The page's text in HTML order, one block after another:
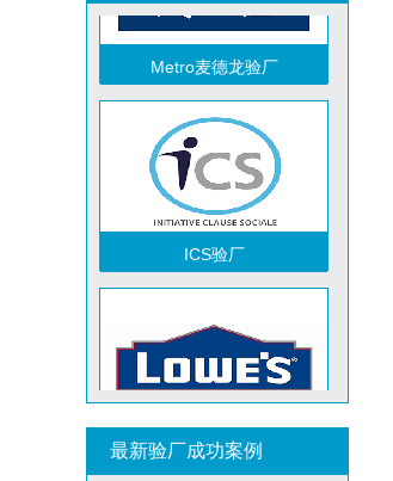
Metro麦德龙验厂
ICS验厂
最新验厂成功案例
祝贺立讯技术（越南）有限公司2026年快速通过RBA-VAP认证审核，斩获金牌评级！
祝贺河南意诺康医疗器械有限公司2026年快速通过GMP认证